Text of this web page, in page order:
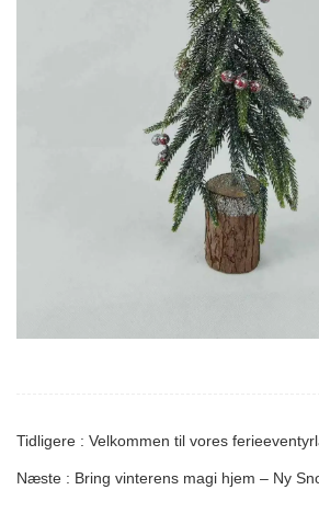
Tidligere : Velkommen til vores